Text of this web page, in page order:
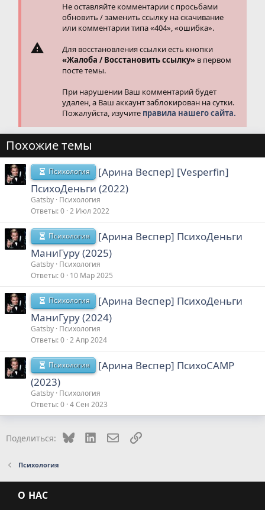
Не оставляйте комментарии с просьбами
обновить / заменить ссылку на скачивание
или комментарии типа «404», «ошибка».
Для восстановления ссылки есть кнопки
«Жалоба / Восстановить ссылку» в первом
посте темы.
При нарушении Ваш комментарий будет
удален, а Ваш аккаунт заблокирован на сутки.
Пожалуйста, изучите правила нашего сайта.
Похожие темы
Психология
[Арина Веспер] [Vesperfin]
ПсихоДеньги (2022)
Gatsby Психология
Ответы 0 2 Июл 2022
Психология
[Арина Веспер] ПсихоДеньги
МаниГуру (2025)
Gatsby Психология
Ответы 0 10 Мар 2025
Психология
[Арина Веспер] ПсихоДеньги
МаниГуру (2024)
Gatsby Психология
Ответы 0 2 Апр 2024
Психология
[Арина Веспер] ПсихоCAMP
(2023)
Gatsby Психология
Ответы 0 4 Сен 2023
Поделиться: Bluesky LinkedInЭлектронная почта
Ссылка
Психология
О НАС